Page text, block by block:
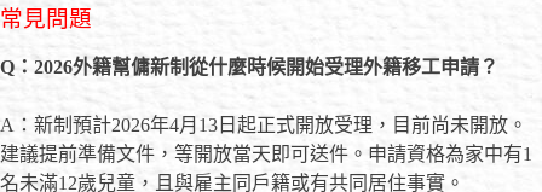
常見問題
Q：2026外籍幫傭新制從什麼時候開始受理外籍移工申請？
A：新制預計2026年4月13日起正式開放受理，目前尚未開放。
建議提前準備文件，等開放當天即可送件。申請資格為家中有1
名未滿12歲兒童，且與雇主同戶籍或有共同居住事實。